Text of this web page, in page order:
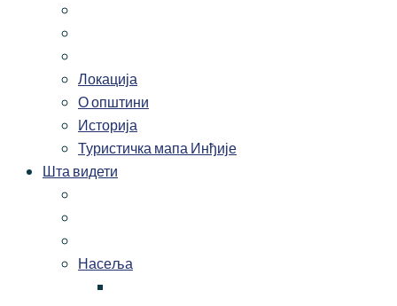
Локација
О општини
Историја
Туристичка мапа Инђије
Шта видети
Насеља